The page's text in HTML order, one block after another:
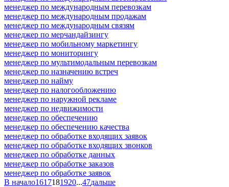
менеджер по международным перевозкам
менеджер по международным продажам
менеджер по международным связям
менеджер по мерчандайзингу
менеджер по мобильному маркетингу
менеджер по мониторингу
менеджер по мультимодальным перевозкам
менеджер по назначению встреч
менеджер по найму
менеджер по налогообложению
менеджер по наружной рекламе
менеджер по недвижимости
менеджер по обеспечению
менеджер по обеспечению качества
менеджер по обработке входящих заявок
менеджер по обработке входящих звонков
менеджер по обработке данных
менеджер по обработке заказов
менеджер по обработке заявок
В начало1617181920...47дальше